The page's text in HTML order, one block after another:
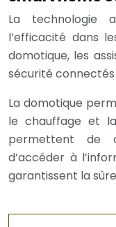
La technologie
l’efficacité dans
domotique, les
sécurité
La domotique
le chauffage et
permettent de
d’accéder à
garantissent la